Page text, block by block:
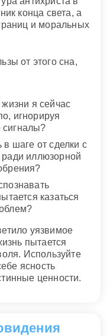
конца света, а
и моральных
от этого сна,
я сейчас
игнорируя
шаге от сделки с
ради иллюзорной
казаться
уязвимое
пытается
Используйте
ясность
ценности.